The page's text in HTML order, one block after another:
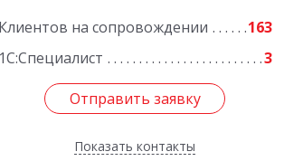
Клиентов на сопровождении
163
1С:Специалист
3
Отправить заявку
Показать контакты
Отправить заявку
Назад